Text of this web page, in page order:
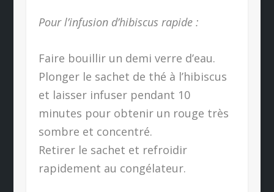
Pour l’infusion d’hibiscus rapide :
Faire bouillir un demi verre d’eau.
Plonger le sachet de thé à l’hibiscus
et laisser infuser pendant 10
minutes pour obtenir un rouge très
sombre et concentré.
Retirer le sachet et refroidir
rapidement au congélateur.